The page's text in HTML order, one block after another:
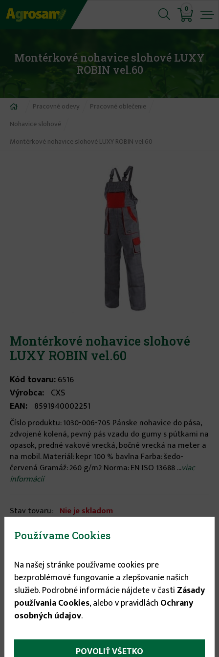
Jump
to
0
Montérkové nohavice slohové LUXY
ROBIN vel.60
Nachádzate
sa
tu
Pracovné odevy
Pracovné oblečenie
Nohavice slohové
Montérkové nohavice slohové LUXY ROBIN vel.60
Montérkové nohavice slohové
LUXY ROBIN vel.60
Kód tovaru:6516
Výrobca: CXS
EAN: 8591940002251
Číslo produktu: 1030-006-705 Pánske nohavice do pása,
zdvojené kolená, pevný pás vzadu do gumy s pútkami na
opasok, predné vakové vrecká, bočné vrecká na meter a
na mobil. Materiál: kepr 100 % bavlna Farba: šedo-
červená Gramáž: 260 g/m2 Norma: EN ISO 13688 ...viac
informácií
Stav tovaru: Nie je skladom
Veľkosť
60
18.85 €
Používame Cookies
Na našej stránke používame cookies pre
bezproblémové fungovanie a zlepšovanie našich
služieb. Podrobné informácie nájdete v časti Zásady
používania Cookies, alebo v pravidlách Ochrany
osobných údajov.
POVOLIŤ VŠETKO